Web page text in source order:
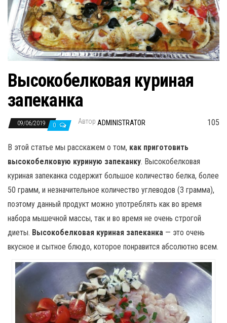
а
в
и
г
Высокобелковая куриная
запеканка
09/06/2019 0 Автор ADMINISTRATOR 105
В этой статье мы расскажем о том, как приготовить
высокобелковую куриную запеканку. Высокобелковая
куриная запеканка содержит большое количество белка, более
50 грамм, и незначительное количество углеводов (3 грамма),
поэтому данный продукт можно употреблять как во время
набора мышечной массы, так и во время не очень строгой
диеты. Высокобелковая куриная запеканка — это очень
вкусное и сытное блюдо, которое понравится абсолютно всем.